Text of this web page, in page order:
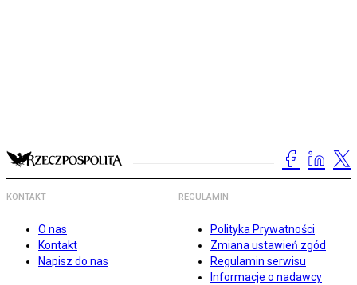
KONTAKT
O nas
Kontakt
Napisz do nas
REGULAMIN
Polityka Prywatności
Zmiana ustawień zgód
Regulamin serwisu
Informacje o nadawcy